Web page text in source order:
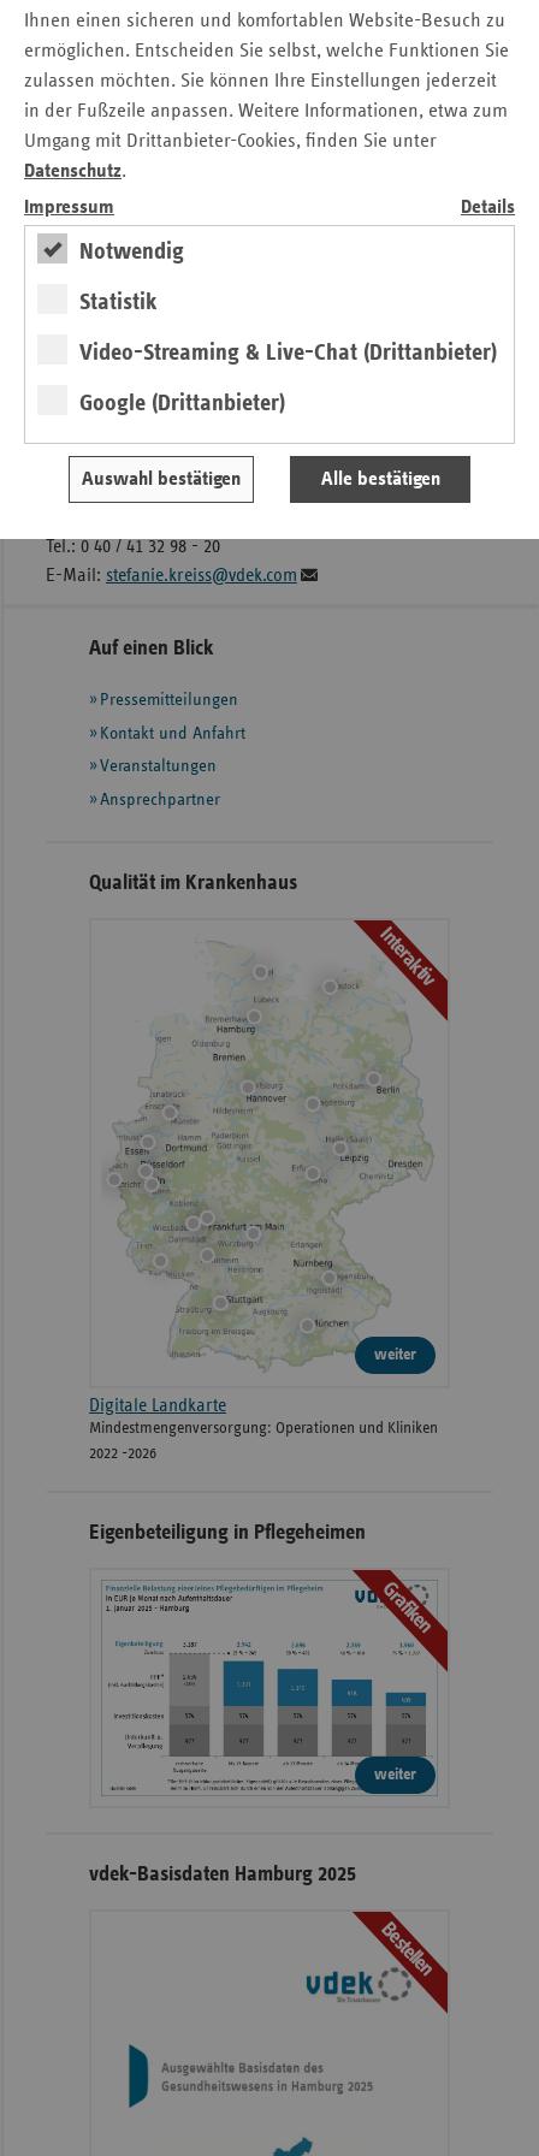
Ihnen einen sicheren und komfortablen Website-Besuch zu
ermöglichen. Entscheiden Sie selbst, welche Funktionen Sie
zulassen möchten. Sie können Ihre Einstellungen jederzeit
in der Fußzeile anpassen. Weitere Informationen, etwa zum
Umgang mit Drittanbieter-Cookies, finden Sie unter
Datenschutz.
Impressum
Details
Notwendig
Statistik
Video-Streaming & Live-Chat (Drittanbieter)
Google (Drittanbieter)
Auswahl bestätigen Alle bestätigen
sei daher ein unüberhörbares Signal für mehr
Patientenschutz. Hier müsse der Gesetzgeber in seinem
Entwurf zum Patientenrechtegesetz dringend nachbessern.
Der Verband der Ersatzkassen ist sich sicher, dass der
„IGeL-Monitor“ ein guter Ratgeber ist, da er keine
informiert. Auf Basis der dort zugrunde gelegten
empirisch-medizinischen Bewertungen können Versicherte
Kontakt
Stefanie Kreiss
Verband der Ersatzkassen e. V. (vdek)
Landesvertretung Hamburg
Tel.: 0 40 / 41 32 98 - 20
E-Mail: stefanie.kreiss@vdek.com
Seitennavigation
Seitenleiste
weiteren
Informationen
Auf einen Blick
Pressemitteilungen
Kontakt und Anfahrt
Veranstaltungen
Ansprechpartner
Qualität im Krankenhaus
Interaktiv
weiter
Digitale Landkarte
Mindestmengenversorgung: Operationen und Kliniken
2022 -2026
Eigenbeteiligung in Pflegeheimen
Grafiken
weiter
vdek-Basisdaten Hamburg 2025
Bestellen